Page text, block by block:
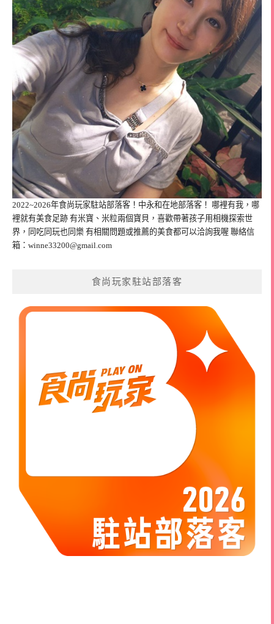
2022~2026年食尚玩家駐站部落客！中永和在地部落客！ 哪裡有我，哪
裡就有美食足跡 有米寶、米粒兩個寶貝，喜歡帶著孩子用相機探索世
界，同吃同玩也同樂 有相關問題或推薦的美食都可以洽詢我喔 聯絡信
箱： winne33200@gmail.com
食尚玩家駐站部落客